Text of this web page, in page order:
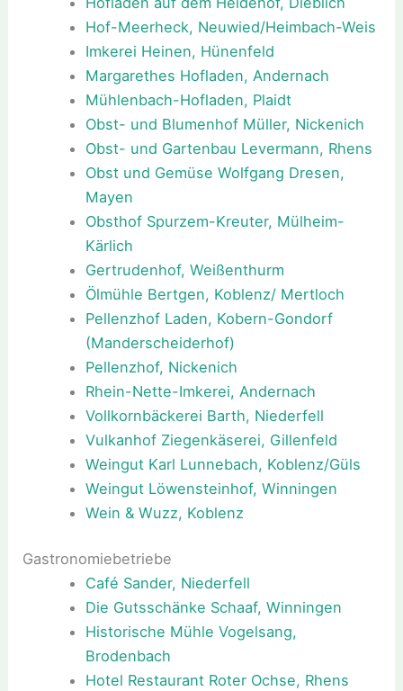
Hof-Meerheck, Neuwied/Heimbach-Weis
Imkerei Heinen, Hünenfeld
Margarethes Hofladen, Andernach
Mühlenbach-Hofladen, Plaidt
Obst- und Blumenhof Müller, Nickenich
Obst- und Gartenbau Levermann, Rhens
Obst und Gemüse Wolfgang Dresen,
Mayen
Obsthof Spurzem-Kreuter, Mülheim-
Kärlich
Gertrudenhof, Weißenthurm
Ölmühle Bertgen, Koblenz/ Mertloch
Pellenzhof Laden, Kobern-Gondorf
(Manderscheiderhof)
Pellenzhof, Nickenich
Rhein-Nette-Imkerei, Andernach
Vollkornbäckerei Barth, Niederfell
Vulkanhof Ziegenkäserei, Gillenfeld
Weingut Karl Lunnebach, Koblenz/Güls
Weingut Löwensteinhof, Winningen
Wein & Wuzz, Koblenz
Gastronomiebetriebe
Café Sander, Niederfell
Die Gutsschänke Schaaf, Winningen
Historische Mühle Vogelsang,
Brodenbach
Hotel Restaurant Roter Ochse, Rhens